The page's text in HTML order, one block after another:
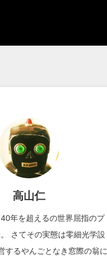
高山仁
年を超えるの世界屈指のプ
さてその実態は零細光学設
するやんごとなき窓際の翁に